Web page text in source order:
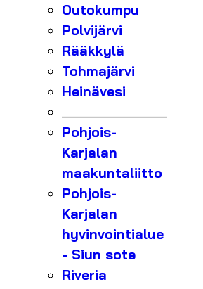
Outokumpu
Polvijärvi
Rääkkylä
Tohmajärvi
Heinävesi
Pohjois-
Karjalan
maakuntaliitto
Pohjois-
Karjalan
hyvinvointialue
- Siun sote
Riveria